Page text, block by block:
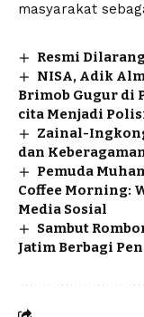
masyarakat
Resmi
NISA, Adik
Brimob Gugur di
cita Menjadi
Zainal-
dan
Pemuda
Coffee Morning:
Media Sosial
Sambut
Jatim Berbagi